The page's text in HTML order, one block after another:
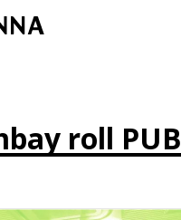
roll PUB